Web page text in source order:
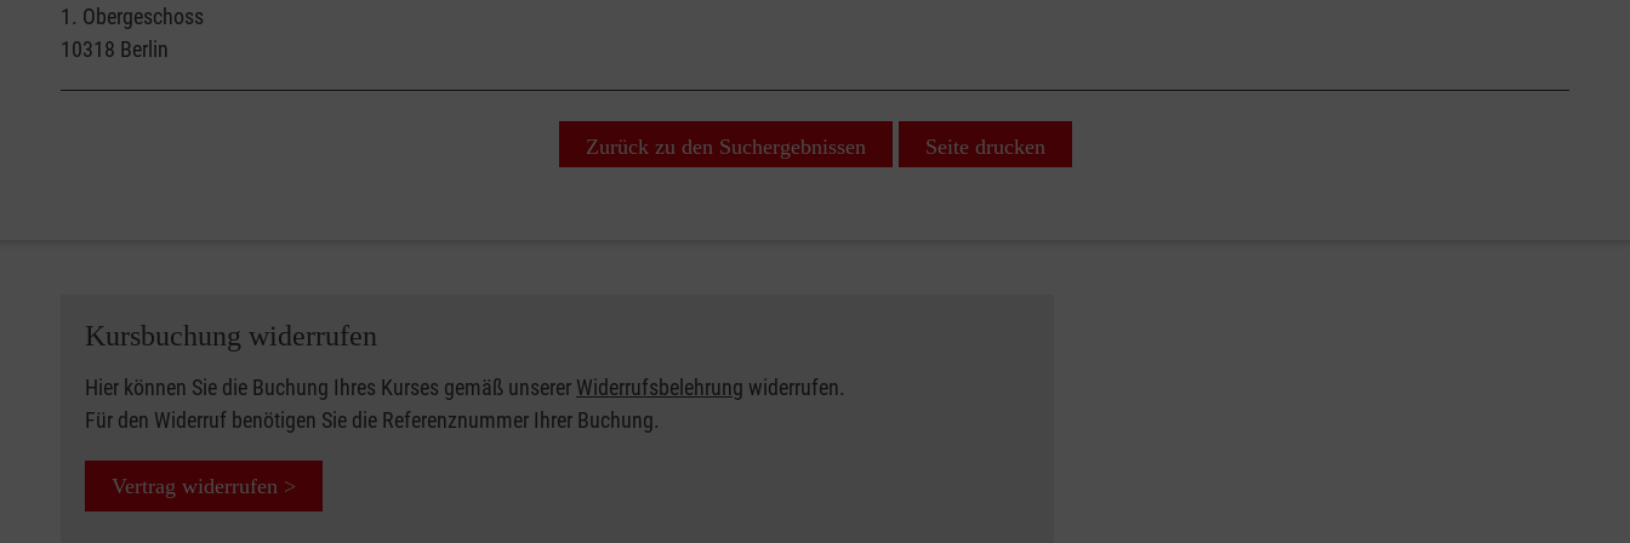
1. Obergeschoss
10318 Berlin
Zurück zu den Suchergebnissen Seite drucken
Kursbuchung widerrufen
Hier können Sie die Buchung Ihres Kurses gemäß unserer Widerrufsbelehrung widerrufen.
Für den Widerruf benötigen Sie die Referenznummer Ihrer Buchung.
Vertrag widerrufen >